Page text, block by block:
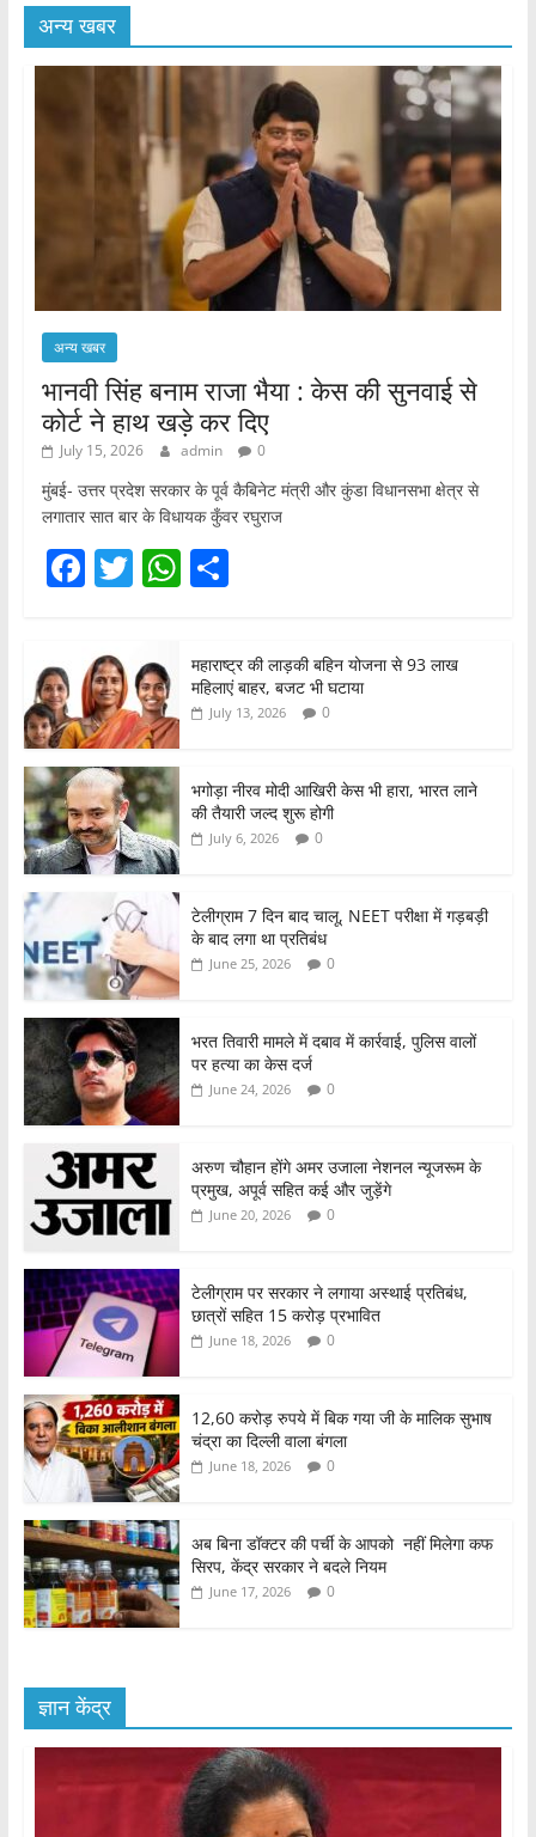
अन्य खबर
अन्य खबर
भानवी सिंह बनाम राजा भैया : केस की सुनवाई से
कोर्ट ने हाथ खड़े कर दिए
July 15, 2026 admin 0
मुंबई- उत्तर प्रदेश सरकार के पूर्व कैबिनेट मंत्री और कुंडा विधानसभा क्षेत्र से
लगातार सात बार के विधायक कुँवर रघुराज
F
c
e
b
o
o
k
T
er
W
s
A
p
S
ar
e
महाराष्ट्र की लाड़की बहिन योजना से 93 लाख
महिलाएं बाहर, बजट भी घटाया
July 13, 2026 0
भगोड़ा नीरव मोदी आखिरी केस भी हारा, भारत लाने
की तैयारी जल्द शुरू होगी
July 6, 2026 0
टेलीग्राम 7 दिन बाद चालू, NEET परीक्षा में गड़बड़ी
के बाद लगा था प्रतिबंध
June 25, 2026 0
भरत तिवारी मामले में दबाव में कार्रवाई, पुलिस वालों
पर हत्या का केस दर्ज
June 24, 2026 0
अरुण चौहान होंगे अमर उजाला नेशनल न्यूजरूम के
प्रमुख, अपूर्व सहित कई और जुड़ेंगे
June 20, 2026 0
टेलीग्राम पर सरकार ने लगाया अस्थाई प्रतिबंध,
छात्रों सहित 15 करोड़ प्रभावित
June 18, 2026 0
12,60 करोड़ रुपये में बिक गया जी के मालिक सुभाष
चंद्रा का दिल्ली वाला बंगला
June 18, 2026 0
अब बिना डॉक्टर की पर्ची के आपको नहीं मिलेगा कफ
सिरप, केंद्र सरकार ने बदले नियम
June 17, 2026 0
ज्ञान केंद्र